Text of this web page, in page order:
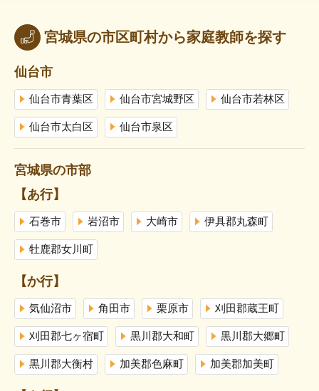
宮城県の市区町村から家庭教師を探す
仙台市
仙台市青葉区 仙台市宮城野区 仙台市若林区
仙台市太白区 仙台市泉区
宮城県の市部
【あ行】
石巻市 岩沼市 大崎市 伊具郡丸森町
牡鹿郡女川町
【か行】
気仙沼市 角田市 栗原市 刈田郡蔵王町
刈田郡七ヶ宿町 黒川郡大和町 黒川郡大郷町
黒川郡大衡村 加美郡色麻町 加美郡加美町